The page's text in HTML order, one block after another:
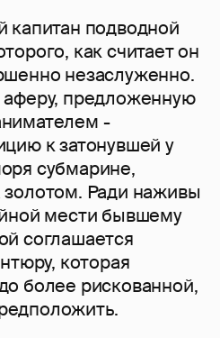
капитан подводной
как считает он
незаслуженно.
аферу, предложенную
-
к затонувшей у
субмарине,
золотом. Ради наживы
мести бывшему
соглашается
которая
более рискованной,